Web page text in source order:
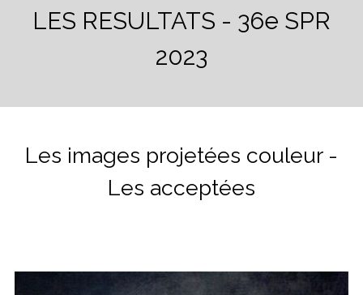
LES RESULTATS - 36e SPR
2023
Les images projetées couleur -
Les acceptées